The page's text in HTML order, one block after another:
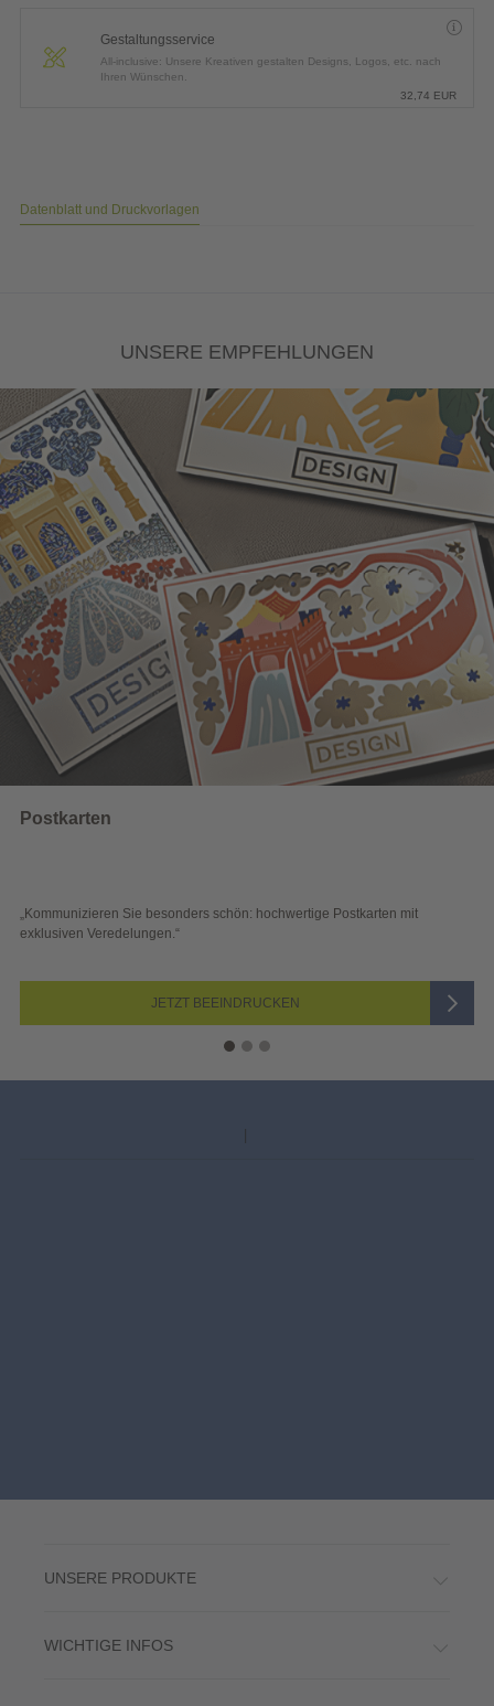
Gestaltungsservice
All-inclusive: Unsere Kreativen gestalten Designs, Logos, etc. nach
Ihren Wünschen.
32,74 EUR
Datenblatt und Druckvorlagen
UNSERE EMPFEHLUNGEN
schön: hochwertige Postkarten mit
„Sichtbar und
UNSERE PRODUKTE
WICHTIGE INFOS